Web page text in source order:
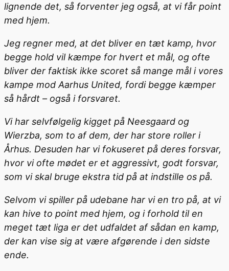
lignende det, så forventer jeg også, at vi får point
med hjem.
Jeg regner med, at det bliver en tæt kamp, hvor
begge hold vil kæmpe for hvert et mål, og ofte
bliver der faktisk ikke scoret så mange mål i vores
kampe mod Aarhus United, fordi begge kæmper
så hårdt – også i forsvaret.
Vi har selvfølgelig kigget på Neesgaard og
Wierzba, som to af dem, der har store roller i
Århus. Desuden har vi fokuseret på deres forsvar,
hvor vi ofte mødet er et aggressivt, godt forsvar,
som vi skal bruge ekstra tid på at indstille os på.
Selvom vi spiller på udebane har vi en tro på, at vi
kan hive to point med hjem, og i forhold til en
meget tæt liga er det udfaldet af sådan en kamp,
der kan vise sig at være afgørende i den sidste
ende.